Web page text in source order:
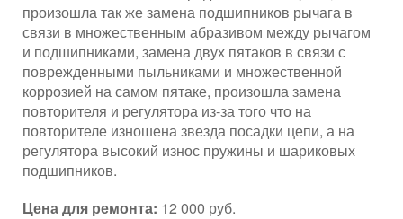
произошла так же замена подшипников рычага в
связи в множественным абразивом между рычагом
и подшипниками, замена двух пятаков в связи с
поврежденными пыльниками и множественной
коррозией на самом пятаке, произошла замена
повторителя и регулятора из-за того что на
повторителе изношена звезда посадки цепи, а на
регулятора высокий износ пружины и шариковых
подшипников.
Цена для ремонта: 12 000 руб.